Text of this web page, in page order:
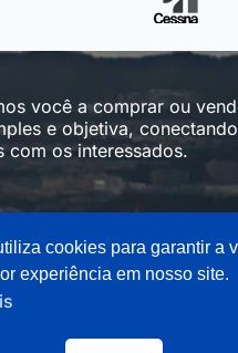
você a comprar ou
e objetiva,
com os interessados.
cookies para garantir a
experiência em nosso site.